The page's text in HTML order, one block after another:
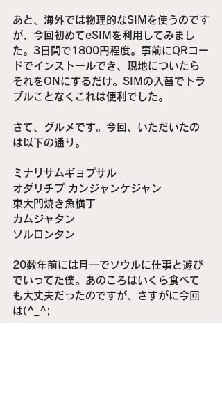
あと、海外では物理的なSIMを使うのです
が、今回初めてeSIMを利用してみまし
た。3日間で1800円程度。事前にQRコー
ドでインストールでき、現地についたら
それをONにするだけ。SIMの入替でトラ
ブルことなくこれは便利でした。
さて、グルメです。今回、いただいたの
は以下の通り。
ミナリサムギョプサル
オダリチプ カンジャンケジャン
東大門焼き魚横丁
カムジャタン
ソルロンタン
20数年前には月一でソウルに仕事と遊び
でいってた僕。あのころはいくら食べて
も大丈夫だったのですが、さすがに今回
は(^_^;